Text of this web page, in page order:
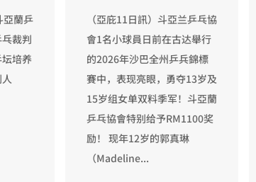
亞蘭乒
裁判
培养
（亞庇11日訊）斗亞兰乒乓協
會1名小球員日前在古达舉行
的2026年沙巴全州乒兵錦標
賽中，表现亮眼，勇夺13岁及
15岁组女单双料季军！斗亞蘭
乒乓協會特别给予RM1100奖
励！ 现年12岁的郭真琳
（Madeline...